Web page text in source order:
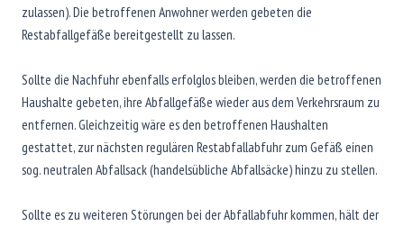
zulassen). Die betroffenen Anwohner werden gebeten die
Restabfallgefäße bereitgestellt zu lassen.
Sollte die Nachfuhr ebenfalls erfolglos bleiben, werden die betroffenen
Haushalte gebeten, ihre Abfallgefäße wieder aus dem Verkehrsraum zu
entfernen. Gleichzeitig wäre es den betroffenen Haushalten
gestattet, zur nächsten regulären Restabfallabfuhr zum Gefäß einen
sog. neutralen Abfallsack (handelsübliche Abfallsäcke) hinzu zu stellen.
Sollte es zu weiteren Störungen bei der Abfallabfuhr kommen, hält der